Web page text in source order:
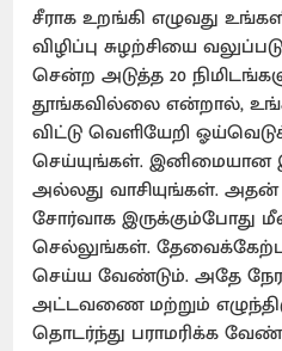
சீராக உறங்கி எழுவது
விழிப்பு சுழற்சியை
சென்ற அடுத்த 20
தூங்கவில்லை என்றால்,
விட்டு வெளியேறி
செய்யுங்கள்.
அல்லது வாசியுங்கள்.
சோர்வாக இருக்கும்போது
செல்லுங்கள்.
செய்ய வேண்டும். அதே
அட்டவணை மற்றும்
தொடர்ந்து பராமரிக்க